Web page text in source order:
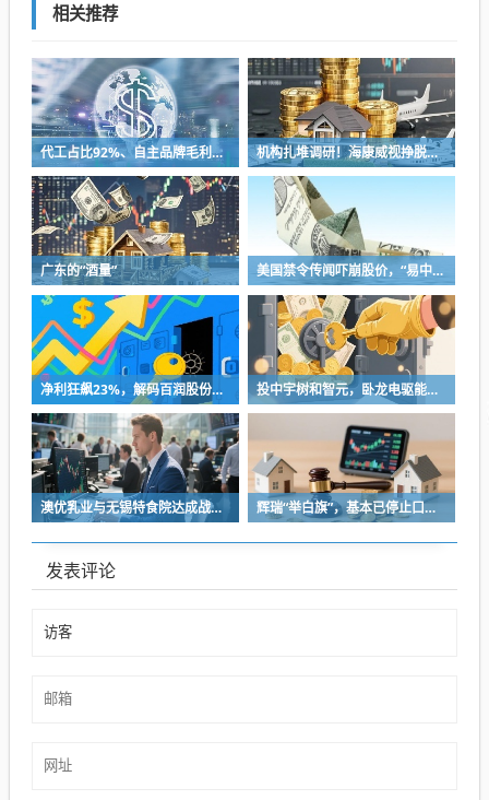
相关推荐
代工占比92%、自主品牌毛利不足4%，“两轮车界富士康”能否站稳A股？ 机构扎堆调研！海康威视挣脱安防桎梏，创新业务撑起第二增长曲线
广东的“酒量” 美国禁令传闻吓崩股价，“易中天”抱团逻辑现裂痕
净利狂飙23%，解码百润股份如何用“情绪消费”切入年轻人的酒杯？ 投中宇树和智元，卧龙电驱能否靠机器人叙事“改命”？
澳优乳业与无锡特食院达成战略合作，加速推进“全家营养”战略 辉瑞“举白旗”，基本已停止口服减肥药的开发
发表评论